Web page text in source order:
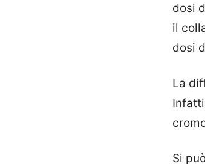
dosi
il
dosi
La
Si